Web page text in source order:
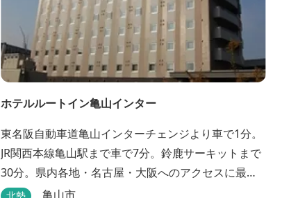
ホテルルートイン亀山インター
東名阪自動車道亀山インターチェンジより車で1分。
JR関西本線亀山駅まで車で7分。鈴鹿サーキットまで
30分。県内各地・名古屋・大阪へのアクセスに最
適。全室インターネット回線・人工温泉大浴場・無
亀山市